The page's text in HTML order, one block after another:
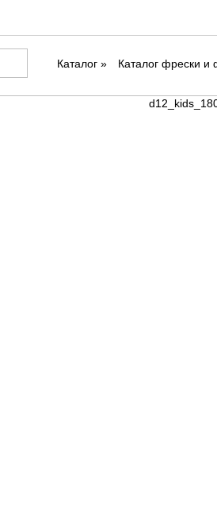
Каталог» Каталог фрески и